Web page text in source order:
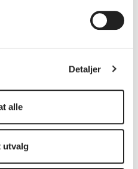
Detaljer
alle
utvalg
i Demokratiuka, og
bidra til sosial
og vi håper på